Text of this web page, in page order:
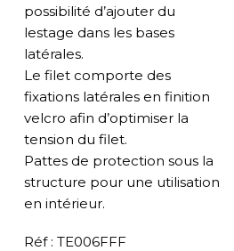
possibilité d’ajouter du
lestage dans les bases
latérales.
Le filet comporte des
fixations latérales en finition
velcro afin d’optimiser la
tension du filet.
Pattes de protection sous la
structure pour une utilisation
en intérieur.
Réf : TE006FFF